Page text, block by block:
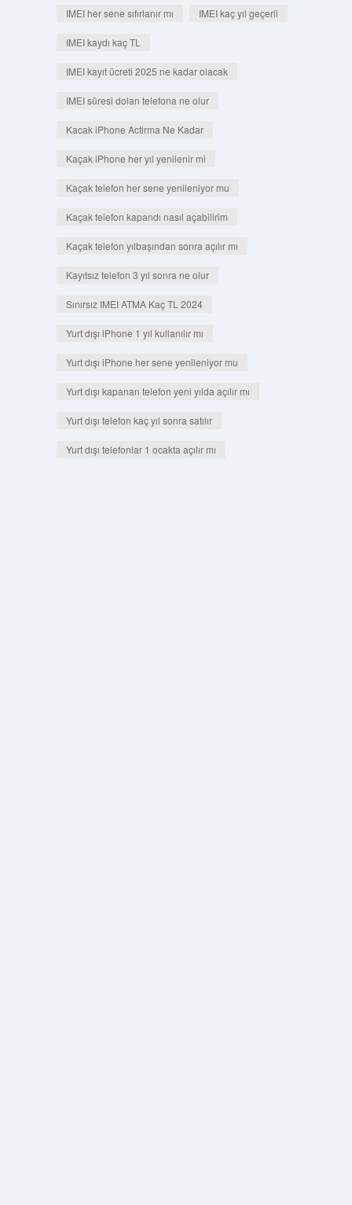
IMEI her sene sıfırlanır mı IMEI kaç yıl geçerli
IMEI kaydı kaç TL
IMEI kayıt ücreti 2025 ne kadar olacak
IMEI süresi dolan telefona ne olur
Kacak iPhone Actirma Ne Kadar
Kaçak iPhone her yıl yenilenir mi
Kaçak telefon her sene yenileniyor mu
Kaçak telefon kapandı nasıl açabilirim
Kaçak telefon yılbaşından sonra açılır mı
Kayıtsız telefon 3 yıl sonra ne olur
Sınırsız IMEI ATMA Kaç TL 2024
Yurt dışı iPhone 1 yıl kullanılır mı
Yurt dışı iPhone her sene yenileniyor mu
Yurt dışı kapanan telefon yeni yılda açılır mı
Yurt dışı telefon kaç yıl sonra satılır
Yurt dışı telefonlar 1 ocakta açılır mı